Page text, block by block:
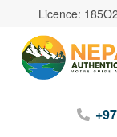
Licence: